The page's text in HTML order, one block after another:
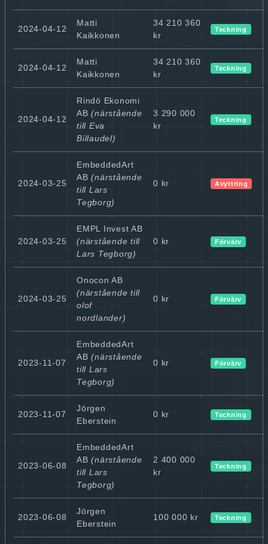
2024-04-12
Matti
Kaikkonen
34 210 360
kr
Teckning
2024-04-12
Matti
Kaikkonen
34 210 360
kr
Teckning
2024-04-12
Rindö Ekonomi
AB (närstående
till Eva
Billaudel)
3 290 000
kr
Teckning
2024-03-25
EmbeddedArt
AB (närstående
till Lars
Tegborg)
0 kr Avyttring
2024-03-25
EMPL Invest AB
(närstående till
Lars Tegborg)
0 kr Förvärv
2024-03-25
Onocon AB
(närstående till
olof
nordlander)
0 kr Förvärv
2023-11-07
EmbeddedArt
AB (närstående
till Lars
Tegborg)
0 kr Förvärv
2023-11-07
Jörgen
Eberstein
0 kr Teckning
2023-06-08
EmbeddedArt
AB (närstående
till Lars
Tegborg)
2 400 000
kr
Teckning
2023-06-08
Jörgen
Eberstein
100 000 kr Teckning